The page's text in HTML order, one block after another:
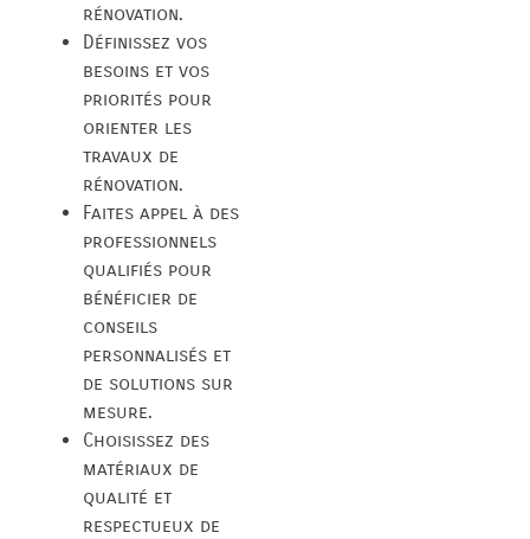
rénovation.
Définissez vos
besoins et vos
priorités pour
orienter les
travaux de
rénovation.
Faites appel à des
professionnels
qualifiés pour
bénéficier de
conseils
personnalisés et
de solutions sur
mesure.
Choisissez des
matériaux de
qualité et
respectueux de